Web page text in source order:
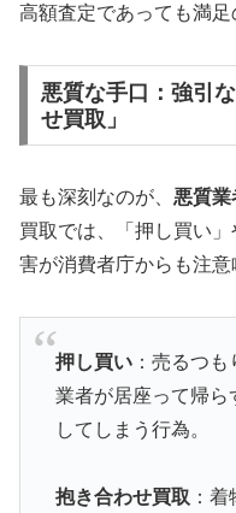
高額査定であっても満足
悪質な手口：強引
せ買取」
最も深刻なのが、 悪質業
買取では、「押し買い
害が消費者庁からも注意
押し買い：売るつも
業者が居座って帰ら
してしまう行為。
抱き合わせ買取 ：